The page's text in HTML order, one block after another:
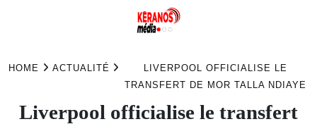
HOME ACTUALITÉ
LIVERPOOL OFFICIALISE LE
TRANSFERT DE MOR TALLA NDIAYE
Liverpool officialise le transfert